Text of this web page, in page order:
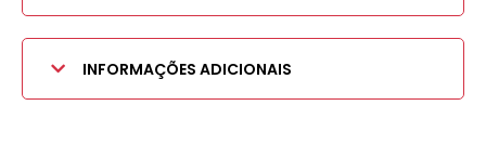
INFORMAÇÕES ADICIONAIS